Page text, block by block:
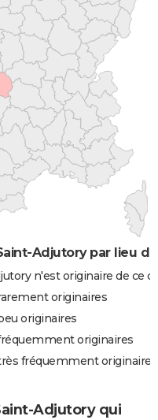
Adjutory par lieu
n'est originaire de ce
originaires
originaires
originaires
fréquemment originaires
Adjutory qui